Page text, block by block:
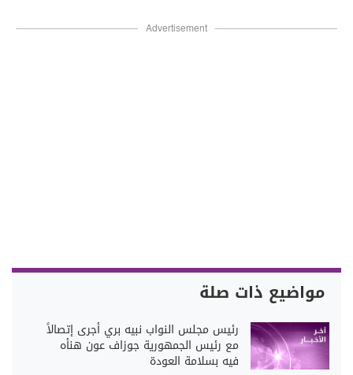
Advertisement
مواضيع ذات صلة
رئيس مجلس النواب نبيه بري أجرى إتصالاً
مع رئيس الجمهورية جوزاف عون هنأه
فيه بسلامة العودة